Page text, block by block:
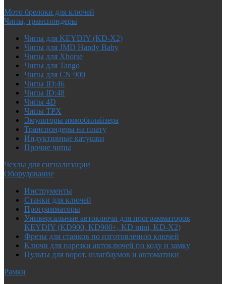
Мото брелоки для ключей
Чипы, транспондеры
Чипы для KEYDIY (KD-X2)
Чипы для JMD Handy Baby
Чипы для Xhorse
Чипы для Tango
Чипы для CN 900
Чипы ID:46
Чипы ID:48
Чипы 4D
Чипы TPX
Эмуляторы иммобилайзера
Транспондеры на плату
Индуктивные катушки
Прочие чипы
Чехлы для сигнализации
Оборудование
Инструменты
Cтанки для ключей
Программаторы
Универсальные автоключи для программаторов
KEYDIY (KD900, KD900+, KD mini, KD-X2)
Фрезы для станков по изготовлению ключей
Ключи для нарезки автоключей по коду и замку
Пульты для ворот, шлагбаумов и автоматики
Рамки